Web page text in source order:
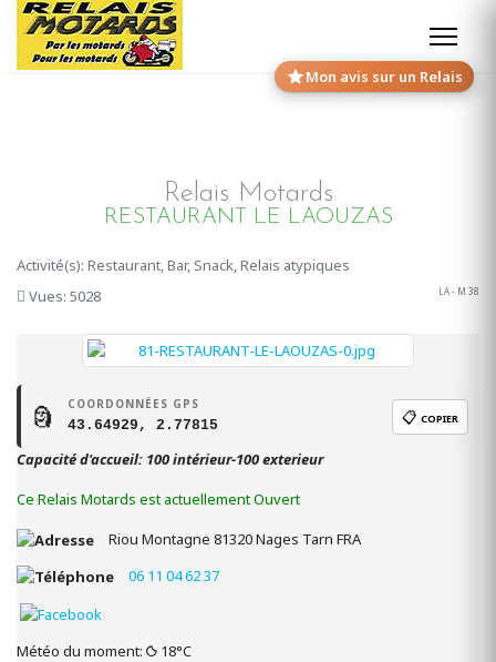
Mon avis sur un Relais
Relais Motards
RESTAURANT LE LAOUZAS
Activité(s): Restaurant, Bar, Snack, Relais atypiques
Vues: 5028
LA - M 38
🗿 COORDONNÉES GPS
43.64929, 2.77815 📋 COPIER
Capacité d'accueil: 100 intérieur-100 exterieur
Ce Relais Motards est actuellement Ouvert
Riou Montagne 81320Nages Tarn FRA
06 11 04 62 37
Météo du moment: 18°C